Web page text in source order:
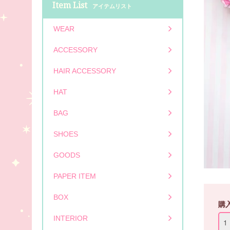
購
Item List アイテムリスト
WEAR
ACCESSORY
HAIR ACCESSORY
HAT
BAG
SHOES
GOODS
PAPER ITEM
BOX
INTERIOR